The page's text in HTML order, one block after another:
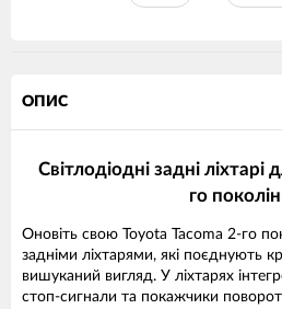
ОПИС
Світлодіодні задні
го
Оновіть свою Toyota Tacoma 2-го
задніми ліхтарями, які поєднують
вишуканий вигляд. У ліхтарях
стоп-сигнали та покажчики повороту